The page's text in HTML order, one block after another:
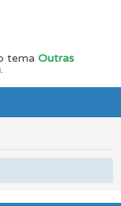
tema Outras
.